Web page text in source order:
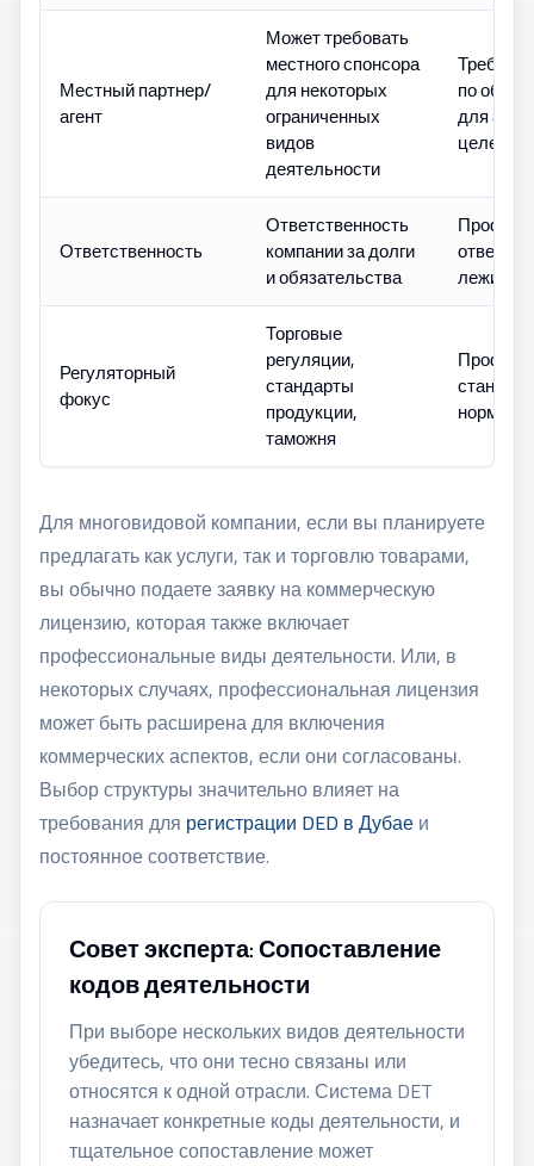
Местный партнер/
агент
Может требовать
местного спонсора
для некоторых
ограниченных
видов
деятельности
по
для
целей
Ответственность
Ответственность
компании за долги
и обязательства лежит
Регуляторный
фокус
Торговые
регуляции,
стандарты
продукции,
таможня
нормы
Для многовидовой компании, если вы планируете
предлагать как услуги, так и торговлю товарами,
вы обычно подаете заявку на коммерческую
лицензию, которая также включает
профессиональные виды деятельности. Или, в
некоторых случаях, профессиональная лицензия
может быть расширена для включения
коммерческих аспектов, если они согласованы.
Выбор структуры значительно влияет на
требования для регистрации DED в Дубаеи
постоянное соответствие.
Совет эксперта: Сопоставление
кодов деятельности
При выборе нескольких видов деятельности
убедитесь, что они тесно связаны или
относятся к одной отрасли. Система DET
назначает конкретные коды деятельности, и
тщательное сопоставление может